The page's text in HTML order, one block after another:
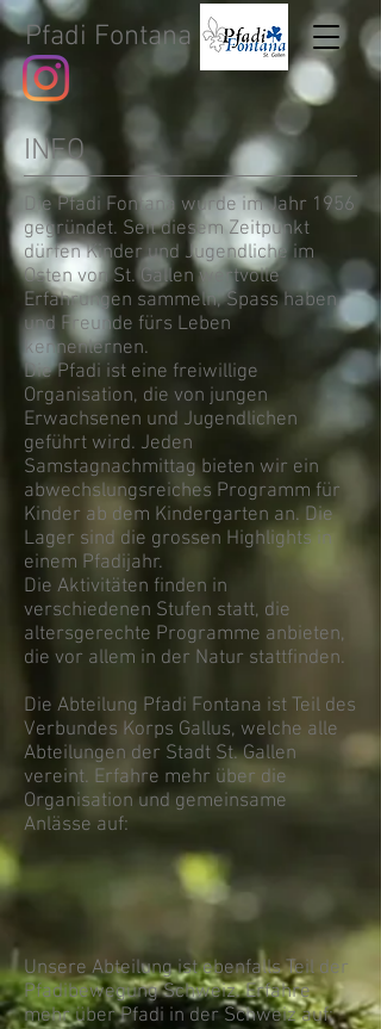
Pfadi Fontana
INFO
Die Pfadi Fontana wurde im Jahr 1956
gegründet. Seit diesem Zeitpunkt
dürfen Kinder und Jugendliche im
Osten von St. Gallen wertvolle
Erfahrungen sammeln, Spass haben
und Freunde fürs Leben
kennenlernen.
Die Pfadi ist eine freiwillige
Organisation, die von jungen
Erwachsenen und Jugendlichen
geführt wird. Jeden
Samstagnachmittag bieten wir ein
abwechslungsreiches Programm für
Kinder ab dem Kindergarten an. Die
Lager sind die grossen Highlights in
einem Pfadijahr.
Die Aktivitäten finden in
verschiedenen Stufen statt, die
altersgerechte Programme anbieten,
die vor allem in der Natur stattfinden.
Die Abteilung Pfadi Fontana ist Teil des
Verbundes Korps Gallus, welche alle
Abteilungen der Stadt St. Gallen
vereint. Erfahre mehr über die
Organisation und gemeinsame
Anlässe auf:
Unsere Abteilung ist ebenfalls Teil der
Pfadibewegung Schweiz. Erfahre
mehr über Pfadi in der Schweiz auf: